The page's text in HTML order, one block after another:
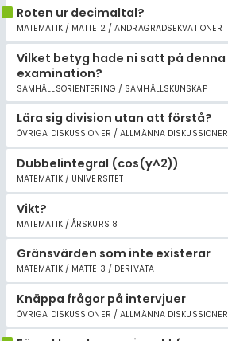
Roten ur decimaltal?
MATEMATIK / MATTE 2 / ANDRAGRADSEKVATIONER
Vilket betyg hade ni satt på denna
examination?
SAMHÄLLSORIENTERING / SAMHÄLLSKUNSKAP
Lära sig division utan att förstå?
ÖVRIGA DISKUSSIONER / ALLMÄNNA DISKUSSIONER
Dubbelintegral (cos(y^2))
MATEMATIK / UNIVERSITET
Vikt?
MATEMATIK / ÅRSKURS 8
Gränsvärden som inte existerar
MATEMATIK / MATTE 3 / DERIVATA
Knäppa frågor på intervjuer
ÖVRIGA DISKUSSIONER / ALLMÄNNA DISKUSSIONER